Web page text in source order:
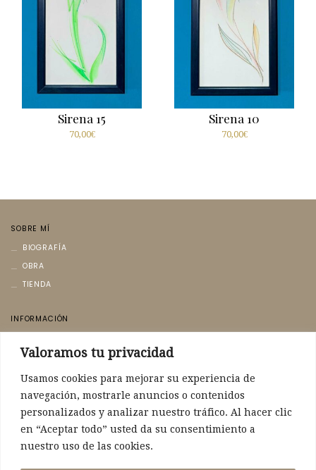
Valoramos tu privacidad
Usamos cookies para mejorar su experiencia de
navegación, mostrarle anuncios o contenidos
personalizados y analizar nuestro tráfico. Al hacer clic
en “Aceptar todo” usted da su consentimiento a
nuestro uso de las cookies.
Sirena 15
70,00€
Sirena 10
70,00€
SOBRE MÍ
BIOGRAFÍA
OBRA
TIENDA
INFORMACIÓN
POLÍTICA DE PRIVACIDAD
POLÍTICA DE COOKIES
CONTACTO
CONTACTO
POLÍTICA DE ENVÍO